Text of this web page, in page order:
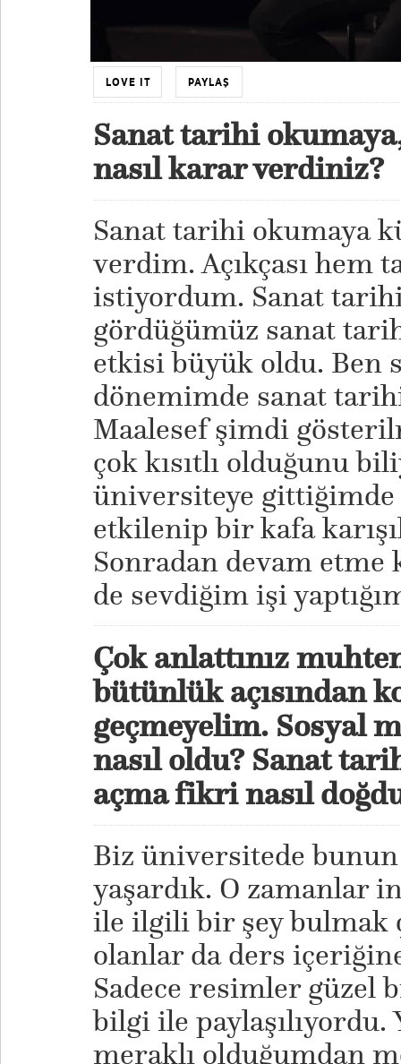
LOVE IT PAYLAŞ
Sanat tarihi
nasıl karar verdiniz?
Sanat tarihi okumaya
verdim. Açıkçası hem
istiyordum. Sanat
gördüğümüz sanat
etkisi büyük oldu. Ben
dönemimde sanat
Maalesef şimdi
çok kısıtlı olduğunu
üniversiteye
etkilenip bir kafa
Sonradan devam etme
de sevdiğim işi
Çok anlattınız
bütünlük açısından
geçmeyelim. Sosyal
nasıl oldu? Sanat
açma fikri nasıl
Biz üniversitede
yaşardık. O zamanlar
ile ilgili bir şey bulmak
olanlar da ders
Sadece resimler güzel
bilgi ile paylaşılıyordu.
meraklı olduğumdan